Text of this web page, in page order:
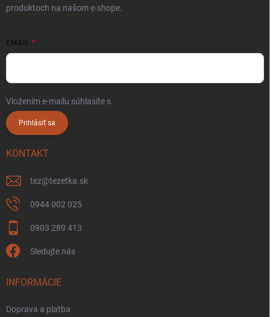
produktoch na našom e-shope.
EMAIL
Vložením e-mailu súhlasíte s
Prihlásiť sa
KONTAKT
tez@tezetka.sk
0944 002 025
0903 289 413
Sledujte nás
INFORMÁCIE
Doprava a platba